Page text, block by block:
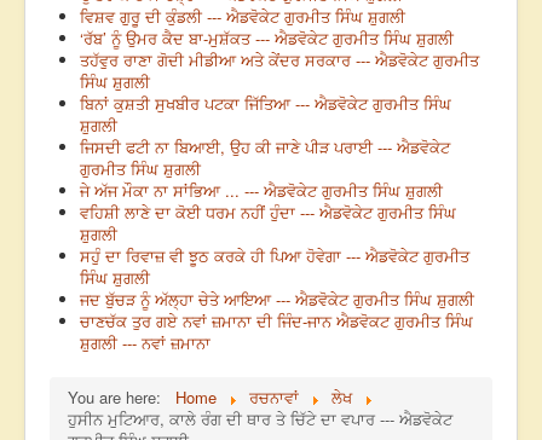
ਵਿਸ਼ਵ ਗੁਰੂ ਦੀ ਕੁੰਡਲੀ --- ਐਡਵੋਕੇਟ ਗੁਰਮੀਤ ਸਿੰਘ ਸ਼ੁਗਲੀ
‘ਰੱਬ’ ਨੂੰ ਉਮਰ ਕੈਦ ਬਾ-ਮੁਸ਼ੱਕਤ --- ਐਡਵੋਕੇਟ ਗੁਰਮੀਤ ਸਿੰਘ ਸ਼ੁਗਲੀ
ਤਹੱਵੁਰ ਰਾਣਾ ਗੋਦੀ ਮੀਡੀਆ ਅਤੇ ਕੇਂਦਰ ਸਰਕਾਰ --- ਐਡਵੋਕੇਟ ਗੁਰਮੀਤ
ਸਿੰਘ ਸ਼ੁਗਲੀ
ਬਿਨਾਂ ਕੁਸ਼ਤੀ ਸੁਖਬੀਰ ਪਟਕਾ ਜਿੱਤਿਆ --- ਐਡਵੋਕੇਟ ਗੁਰਮੀਤ ਸਿੰਘ
ਸ਼ੁਗਲੀ
ਜਿਸਦੀ ਫਟੀ ਨਾ ਬਿਆਈ, ਉਹ ਕੀ ਜਾਣੇ ਪੀੜ ਪਰਾਈ --- ਐਡਵੋਕੇਟ
ਗੁਰਮੀਤ ਸਿੰਘ ਸ਼ੁਗਲੀ
ਜੇ ਅੱਜ ਮੌਕਾ ਨਾ ਸਾਂਭਿਆ ... --- ਐਡਵੋਕੇਟ ਗੁਰਮੀਤ ਸਿੰਘ ਸ਼ੁਗਲੀ
ਵਹਿਸ਼ੀ ਲਾਣੇ ਦਾ ਕੋਈ ਧਰਮ ਨਹੀਂ ਹੁੰਦਾ --- ਐਡਵੋਕੇਟ ਗੁਰਮੀਤ ਸਿੰਘ
ਸ਼ੁਗਲੀ
ਸਹੁੰ ਦਾ ਰਿਵਾਜ਼ ਵੀ ਝੂਠ ਕਰਕੇ ਹੀ ਪਿਆ ਹੋਵੇਗਾ --- ਐਡਵੋਕੇਟ ਗੁਰਮੀਤ
ਸਿੰਘ ਸ਼ੁਗਲੀ
ਜਦ ਬੁੱਚੜ ਨੂੰ ਅੱਲ੍ਹਾ ਚੇਤੇ ਆਇਆ --- ਐਡਵੋਕੇਟ ਗੁਰਮੀਤ ਸਿੰਘ ਸ਼ੁਗਲੀ
ਚਾਣਚੱਕ ਤੁਰ ਗਏ ਨਵਾਂ ਜ਼ਮਾਨਾ ਦੀ ਜਿੰਦ-ਜਾਨ ਐਡਵੋਕਟ ਗੁਰਮੀਤ ਸਿੰਘ
ਸ਼ੁਗਲੀ --- ਨਵਾਂ ਜ਼ਮਾਨਾ
You are here: Home ਰਚਨਾਵਾਂ
ਲੇਖ
ਹੁਸੀਨ ਮੁਟਿਆਰ, ਕਾਲੇ ਰੰਗ ਦੀ ਥਾਰ ਤੇ ਚਿੱਟੇ ਦਾ ਵਪਾਰ --- ਐਡਵੋਕੇਟ